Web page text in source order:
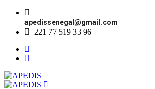
apedissenegal@gmail.com
+221 77 519 33 96